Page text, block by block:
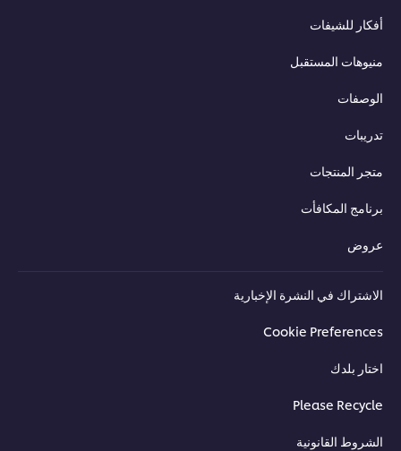
أفكار للشيفات
منيوهات المستقبل
الوصفات
تدريبات
متجر المنتجات
برنامج المكافأت
عروض
الاشتراك في النشرة الإخبارية
Cookie Preferences
اختار بلدك
Please Recycle
الشروط القانونية